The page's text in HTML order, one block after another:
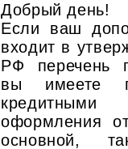
Добрый день!
Если ваш
входит в
РФ перечень
вы имеете
оформления
основной,